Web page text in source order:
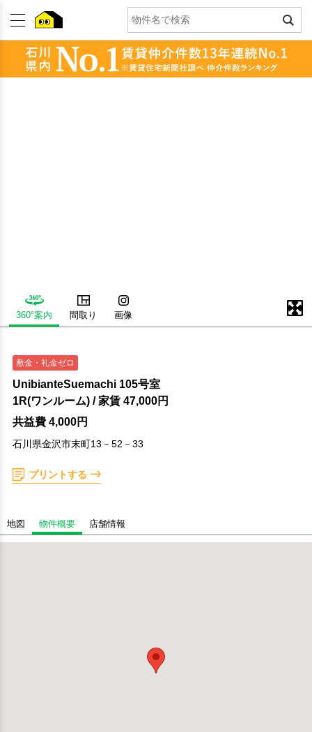
360°案内 間取り 画像
敷金・礼金ゼロ
UnibianteSuemachi 105号室
1R(ワンルーム)/ 家賃 47,000円
共益費 4,000円
石川県金沢市末町13－52－33
プリントする
地図 物件概要 店舗情報